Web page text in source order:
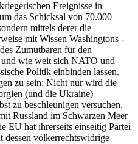
Ereignisse in
das Schicksal von 70.000
mittels derer die
mit Wissen Washingtons -
Zumutbaren für den
wie weit sich NATO und
Politik einbinden lassen.
zu sein: Nicht nur wird die
(und die Ukraine)
zu beschleunigen versuchen,
Russland im Schwarzen Meer
EU hat ihrerseits einseitig Partei
völkerrechtswidrige